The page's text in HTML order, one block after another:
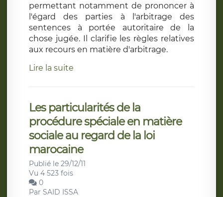
permettant notamment de prononcer à
l'égard des parties à l'arbitrage des
sentences à portée autoritaire de la
chose jugée. Il clarifie les règles relatives
aux recours en matière d'arbitrage.
Lire la suite
Les particularités de la
procédure spéciale en matière
sociale au regard de la loi
marocaine
Publié le 29/12/11
Vu 4 523 fois
0
Par SAID ISSA